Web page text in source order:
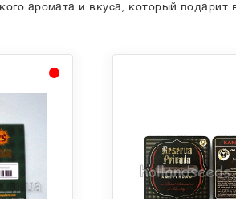
аромата и вкуса, который подарит